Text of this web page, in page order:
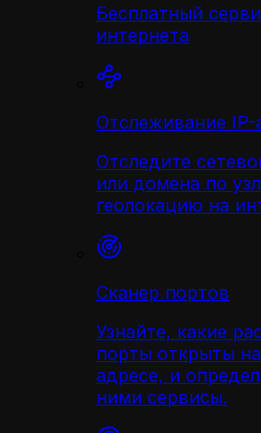
Бесплатный
интернета
Отслеживание IP-
Отследите
или домена по
геолокацию на
Сканер портов
Узнайте, какие
порты открыты
адресе, и
ними сервисы.